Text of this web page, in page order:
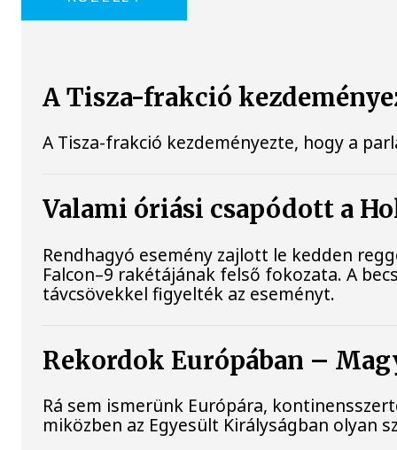
A Tisza-frakció
A Tisza-frakció kezdeményezte, hogy a
Valami óriási csapódott a
Rendhagyó esemény zajlott le kedden
Falcon–9 rakétájának felső fokozata. A
távcsövekkel figyelték az eseményt.
Rekordok Európában –
Rá sem ismerünk Európára,
miközben az Egyesült Királyságban olyan